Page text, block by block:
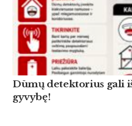
Dūmų detektorius gali
gyvybę!